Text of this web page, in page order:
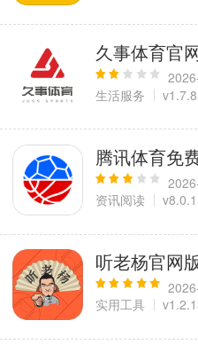
久事体育官
生活服务
v1.7.8
腾讯体育免
资讯阅读
听老杨官网
实用工具